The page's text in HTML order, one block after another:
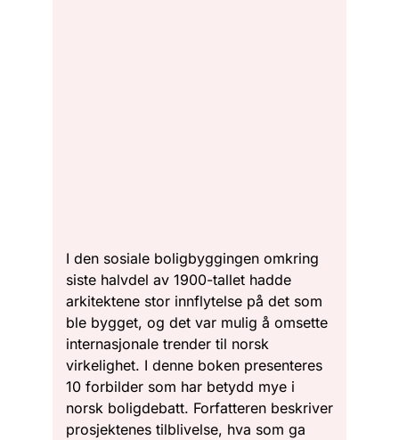
I den sosiale boligbyggingen omkring
siste halvdel av 1900-tallet hadde
arkitektene stor innflytelse på det som
ble bygget, og det var mulig å omsette
internasjonale trender til norsk
virkelighet. I denne boken presenteres
10 forbilder som har betydd mye i
norsk boligdebatt. Forfatteren beskriver
prosjektenes tilblivelse, hva som ga